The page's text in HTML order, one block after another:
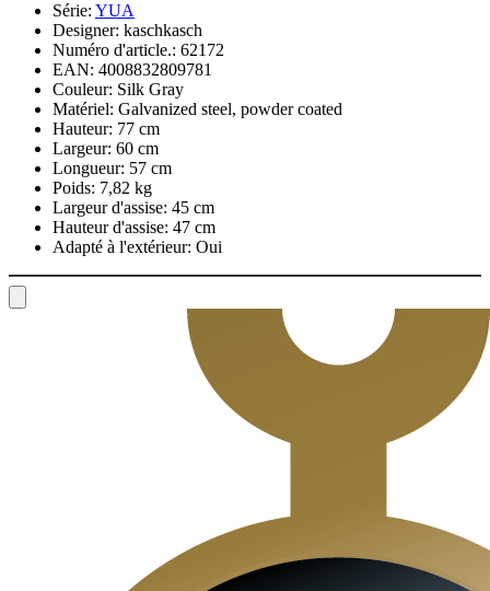
Série: YUA
Designer: kaschkasch
Numéro d'article.: 62172
EAN: 4008832809781
Couleur: Silk Gray
Matériel: Galvanized steel, powder coated
Hauteur: 77 cm
Largeur: 60 cm
Longueur: 57 cm
Poids: 7,82 kg
Largeur d'assise: 45 cm
Hauteur d'assise: 47 cm
Adapté à l'extérieur: Oui